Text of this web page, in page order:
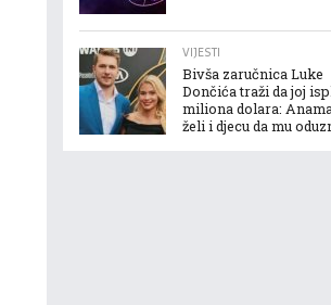
VIJESTI
Bivša zaručnica Luke
Dončića traži da joj
miliona dolara:
želi i djecu da mu